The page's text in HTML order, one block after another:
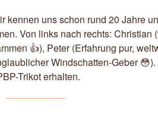
kennen uns schon rund 20 Jahre
Von links nach rechts: Christian
👍), Peter (Erfahrung pur,
Windschatten-Geber
Trikot erhalten.